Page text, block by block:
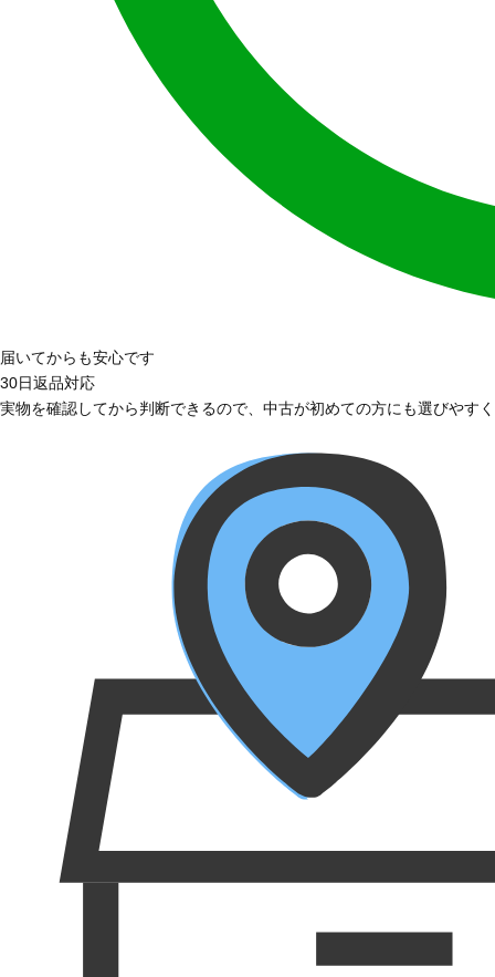
届いてからも安心です
30日返品対応
実物を確認してから判断できるので、中古が初めての方にも選びやす